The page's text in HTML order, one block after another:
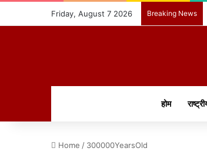
Friday, August 7 2026 Breaking News
होम
Home / 300000YearsOld